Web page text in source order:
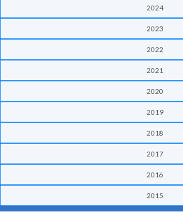
2024
2023
2022
2021
2020
2019
2018
2017
2016
2015